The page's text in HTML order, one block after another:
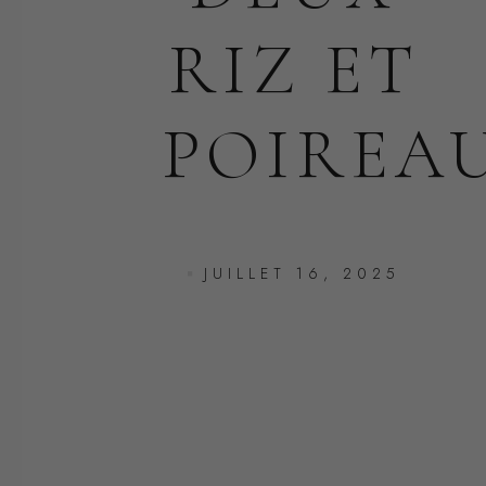
RIZ ET
JUILLET 16, 2025